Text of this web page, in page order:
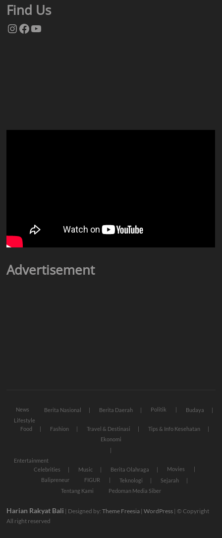
Find Us
Instagram
Facebook
YouTube
Advertisement
News Berita Nasional Berita Daerah Politik
Budaya
Lifestyle
Food
Fashion Travel & Destinasi
Tips & Info Kesehatan
Ekonomi
Entertainment
Celebrities
Music Berita Olahraga
Movies
Balipreneur
FIGUR Teknologi
Sejarah
Tentang Kami
Pedoman Media Siber
Harian Rakyat Bali | Designed by:Theme Freesia |WordPress | © Copyright
All right reserved